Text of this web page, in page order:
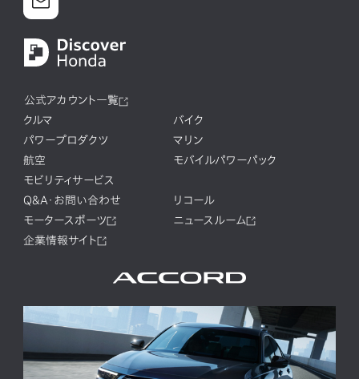
公式アカウント一覧
クルマ
バイク
パワープロダクツ
マリン
航空
モバイルパワーパック
モビリティサービス
Q&A・お問い合わせ
リコール
モータースポーツ
ニュースルーム
企業情報サイト